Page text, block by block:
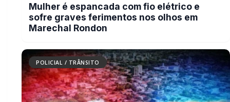
Mulher é espancada com fio elétrico e
sofre graves ferimentos nos olhos em
Marechal Rondon
POLICIAL / TRÂNSITO